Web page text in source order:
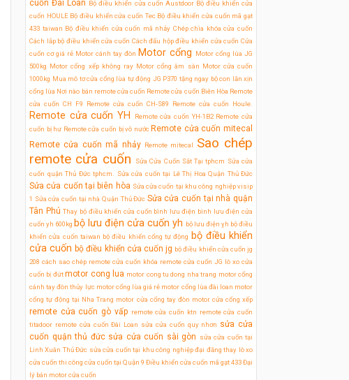
cuốn Đài Loan Bộ điều khiển cửa cuốn Austdoor Bộ điều khiển cửa
cuốn HOULE Bộ điều khiển cửa cuốn Tec Bộ điều khiển cửa cuốn mã gạt
433 taiwan Bộ điều khiển cửa cuốn mã nhảy Chép chìa khóa cửa cuốn
Cách lắp bộ điều khiển cửa cuốn Cách đấu hộp điều khiển cửa cuốn Cửa
cuốn cơ giá rẻ Motor cánh tay đòn Motor cổng
Motor cổng lùa JG
500kg Motor cổng xếp không ray Motor cổng âm sàn Motor cửa cuốn
1000kg Mua mô tơ cửa cổng lùa tự động JG P370 tặng ngay bộ con lăn xịn
cổng lùa Nơi nào bán remote cửa cuốn Remote cửa cuốn Biên Hòa Remote
cửa cuốn CH F9
Remote cửa cuốn CH-S89 Remote cửa cuốn Houle.
Remote cửa cuốn YH Remote cửa cuốn YH-1B2 Remote cửa
cuốn bị hư Remote cửa cuốn bị vô nước Remote cửa cuốn mitecal
Remote cửa cuốn mã nhảy Remote mitecal
Sao chép
remote cửa cuốn
Sửa Cửa Cuốn Sắt Tại tphcm Sửa cửa
cuốn quận Thủ Đức tphcm.
Sửa cửa cuốn tại Lê Thị Hoa Quận Thủ Đức
Sửa cửa cuốn tại biên hòa Sửa cửa cuốn tại khu công nghiệp visip
1 Sửa cửa cuốn tại nhà Quận Thủ Đức Sửa cửa cuốn tại nhà quận
Tân Phú Thay bộ điều khiển cửa cuốn bình lưu điện bình lưu điện cửa
cuốn yh 600kg bộ lưu điện cửa cuốn yh bộ lưu điện ỵh bộ điều
khiển cửa cuốn taiwan bộ điều khiển cổng tự động
bộ điều khiển
cửa cuốn bộ điều khiển cửa cuốn jg bộ điều khiển cửa cuốn jg
208 cách sao chép remote cửa cuốn khóa remote cửa cuốn JG lò xo cửa
cuốn bị đứt motor cong lua motor cong tu dong nha trang motor cổng
cánh tay đòn thủy lực motor cổng lùa giá rẻ motor cổng lùa đài loan motor
cổng tự động tại Nha Trang motor cửa cổng tay đòn motor cửa cổng xếp
remote cửa cuốn gò vấp remote cửa cuốn ktn remote cửa cuốn
titadoor remote cửa cuốn Đài Loan sửa cửa cuốn quy nhơn sửa cửa
cuốn quận thủ đức sửa cửa cuốn sài gòn
sửa cửa cuốn tại
Linh Xuân Thủ Đức sửa cửa cuốn tại khu công nghiệp đại đăng thay lò xo
cửa cuốn thi công cửa cuốn tại Quận 9 Điều khiển cửa cuốn mã gạt 433Đại
lý bán motor cửa cuốn